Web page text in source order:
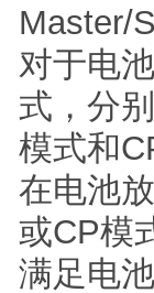
Master/
对于电
式，分
模式和
在电池
或CP模
满足电